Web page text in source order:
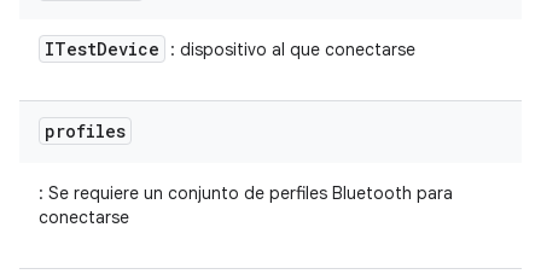
ITestDevice : dispositivo al que conectarse
profiles
: Se requiere un conjunto de perfiles Bluetooth para
conectarse